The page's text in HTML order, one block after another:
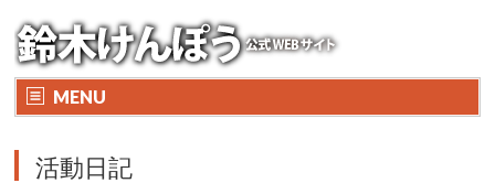
MENU
活動日記